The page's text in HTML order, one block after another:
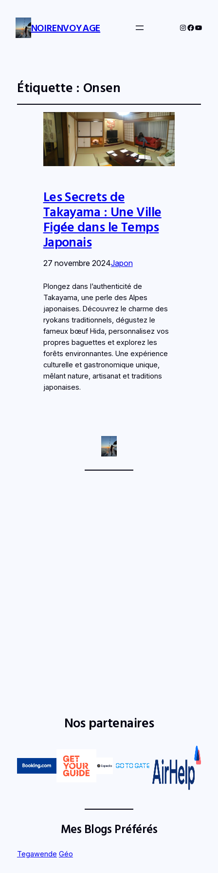
NOIRENVOYAGE Instagram
Étiquette : Onsen
Les Secrets de
Takayama : Une Ville
Figée dans le Temps
Japonais
27 novembre 2024Japon
Plongez dans l’authenticité de
Takayama, une perle des Alpes
japonaises. Découvrez le charme des
ryokans traditionnels, dégustez le
fameux bœuf Hida, personnalisez vos
propres baguettes et explorez les
forêts environnantes. Une expérience
culturelle et gastronomique unique,
mêlant nature, artisanat et traditions
japonaises.
Nos partenaires
Mes Blogs Préférés
Tegawende Géo